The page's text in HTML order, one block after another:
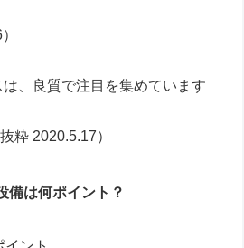
、良質で注目を集めています
粋 2020.5.17）
備は何ポイント？